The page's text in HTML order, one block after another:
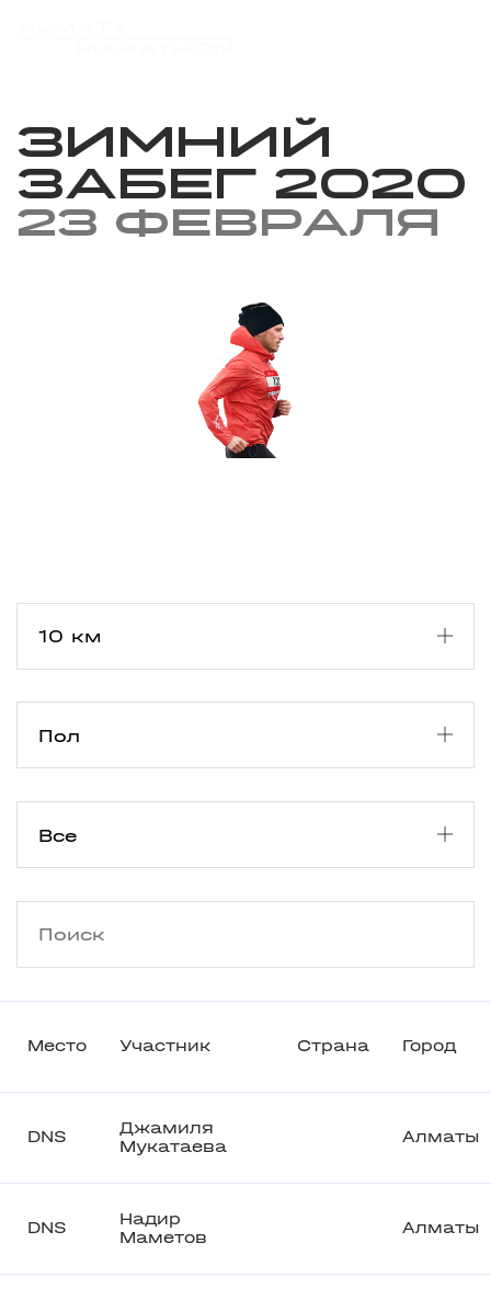
Зимний
забег 2020
23 февраля
Место Участник Страна Город
DNS
Джамиля
Мукатаева
Алматы
DNS
Надир
Маметов
Алматы